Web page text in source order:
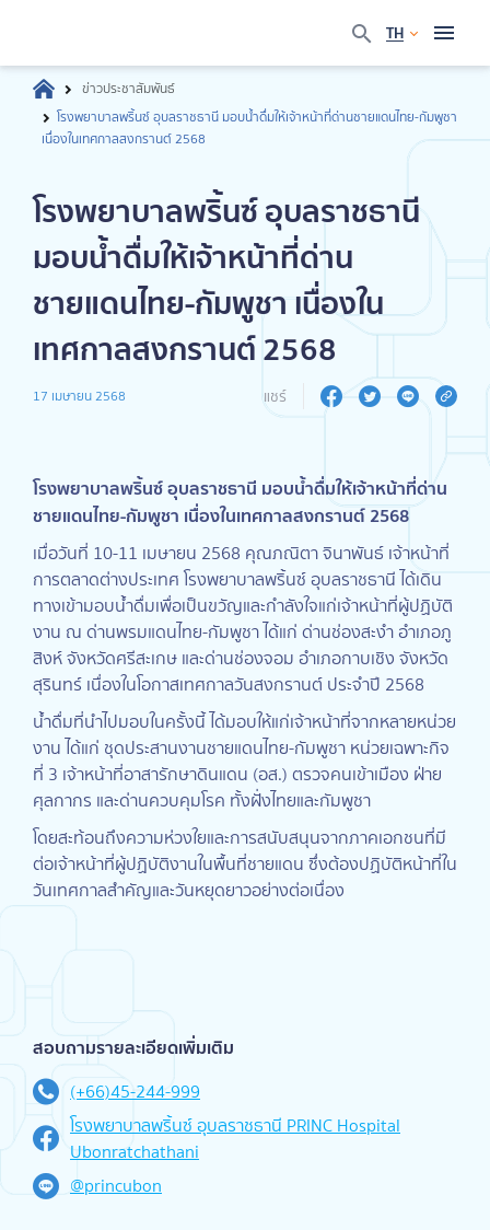
TH
ข่าวประชาสัมพันธ์
โรงพยาบาลพริ้นซ์ อุบลราชธานี มอบน้ำดื่มให้เจ้าหน้าที่ด่านชายแดนไทย-กัมพูชา
เนื่องในเทศกาลสงกรานต์ 2568
โรงพยาบาลพริ้นซ์ อุบลราชธานี
มอบน้ำดื่มให้เจ้าหน้าที่ด่าน
ชายแดนไทย-กัมพูชา เนื่องใน
เทศกาลสงกรานต์ 2568
17 เมษายน 2568 แชร์
โรงพยาบาลพริ้นซ์ อุบลราชธานี มอบน้ำดื่มให้เจ้าหน้าที่ด่าน
ชายแดนไทย-กัมพูชา เนื่องในเทศกาลสงกรานต์ 2568
เมื่อวันที่ 10-11 เมษายน 2568 คุณภณิตา จินาพันธ์ เจ้าหน้าที่
การตลาดต่างประเทศ โรงพยาบาลพริ้นซ์ อุบลราชธานี ได้เดิน
ทางเข้ามอบน้ำดื่มเพื่อเป็นขวัญและกำลังใจแก่เจ้าหน้าที่ผู้ปฏิบัติ
งาน ณ ด่านพรมแดนไทย-กัมพูชา ได้แก่ ด่านช่องสะงำ อำเภอภู
สิงห์ จังหวัดศรีสะเกษ และด่านช่องจอม อำเภอกาบเชิง จังหวัด
สุรินทร์ เนื่องในโอกาสเทศกาลวันสงกรานต์ ประจำปี 2568
น้ำดื่มที่นำไปมอบในครั้งนี้ ได้มอบให้แก่เจ้าหน้าที่จากหลายหน่วย
งาน ได้แก่ ชุดประสานงานชายแดนไทย-กัมพูชา หน่วยเฉพาะกิจ
ที่ 3 เจ้าหน้าที่อาสารักษาดินแดน (อส.) ตรวจคนเข้าเมือง ฝ่าย
ศุลกากร และด่านควบคุมโรค ทั้งฝั่งไทยและกัมพูชา
โดยสะท้อนถึงความห่วงใยและการสนับสนุนจากภาคเอกชนที่มี
ต่อเจ้าหน้าที่ผู้ปฏิบัติงานในพื้นที่ชายแดน ซึ่งต้องปฏิบัติหน้าที่ใน
วันเทศกาลสำคัญและวันหยุดยาวอย่างต่อเนื่อง
สอบถามรายละเอียดเพิ่มเติม
(+66)45-244-999
โรงพยาบาลพริ้นซ์ อุบลราชธานี PRINC Hospital
Ubonratchathani
@princubon